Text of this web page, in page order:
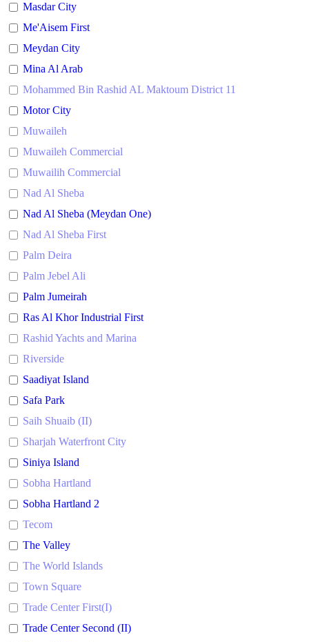
Masdar City
Me'Aisem First
Meydan City
Mina Al Arab
Mohammed Bin Rashid AL Maktoum District 11
Motor City
Muwaileh
Muwaileh Commercial
Muwailih Commercial
Nad Al Sheba
Nad Al Sheba (Meydan One)
Nad Al Sheba First
Palm Deira
Palm Jebel Ali
Palm Jumeirah
Ras Al Khor Industrial First
Rashid Yachts and Marina
Riverside
Saadiyat Island
Safa Park
Saih Shuaib (II)
Sharjah Waterfront City
Siniya Island
Sobha Hartland
Sobha Hartland 2
Tecom
The Valley
The World Islands
Town Square
Trade Center First(I)
Trade Center Second (II)